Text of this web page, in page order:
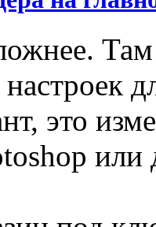
Там
это
или